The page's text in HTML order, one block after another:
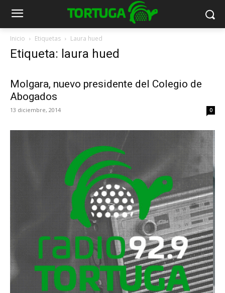
Inicio Etiquetas Laura hued
Etiqueta: laura hued
Molgara, nuevo presidente del Colegio de
Abogados
13 diciembre, 2014 0